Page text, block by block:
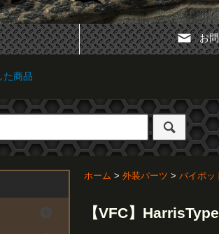
お
た商品
ホーム > 外装パーツ > バイポッ
【VFC】